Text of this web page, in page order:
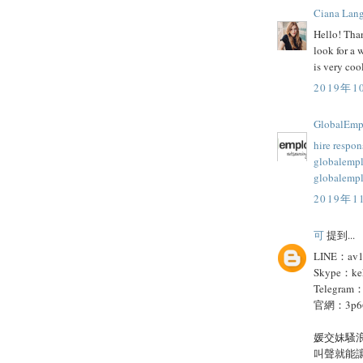
Ciana
Hello!
look for a
is very
2019年
hire
2019年
可提到...
LINE：
Skype：
Telegram
官網：
媛交妹騷
叫聲就能